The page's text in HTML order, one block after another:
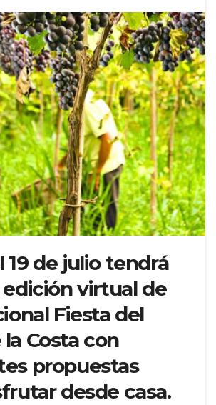
19 de julio tendrá
edición virtual de
Fiesta del
Costa con
propuestas
desde casa.